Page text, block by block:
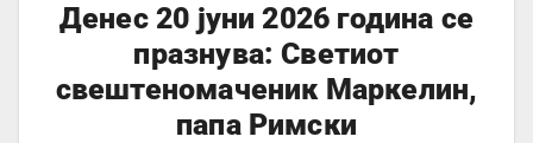
Денес 20 јуни 2026 година се
празнува: Светиот
свештеномаченик Маркелин,
папа Римски